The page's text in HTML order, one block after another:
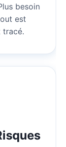
besoin
est
tracé.